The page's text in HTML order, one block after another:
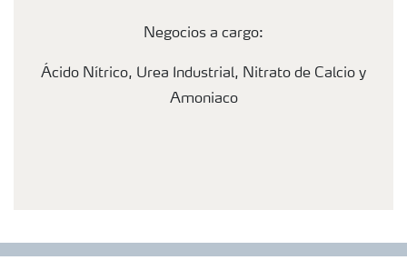
Negocios a cargo:
Ácido Nítrico, Urea Industrial, Nitrato de Calcio y
Amoniaco